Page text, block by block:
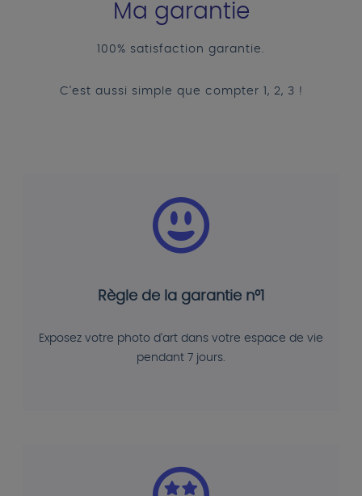
Ma garantie
100% satisfaction garantie.
C'est aussi simple que compter 1, 2, 3 !
Règle de la garantie n°1
Exposez votre photo d'art dans votre espace de vie
pendant 7 jours.